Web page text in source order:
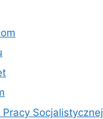
Socjalistycznej